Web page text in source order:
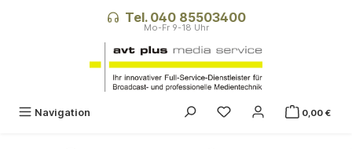
Tel. 040 85503400
Navigation Du hast 0 Produkte auf
0,00 €